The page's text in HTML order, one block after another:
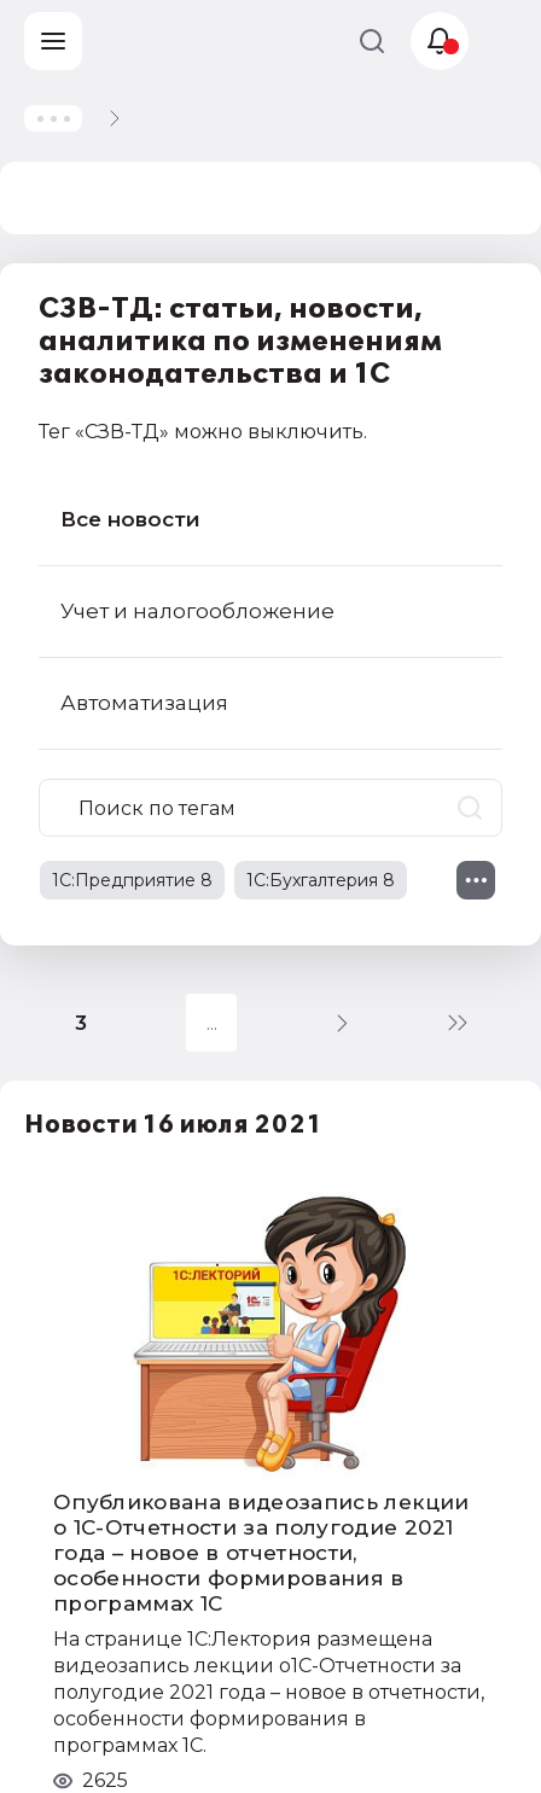
СЗВ-ТД: статьи, новости,
аналитика по изменениям
законодательства и 1С
Тег «СЗВ-ТД» можно выключить.
Все новости
Учет и налогообложение
Автоматизация
1С:Предприятие 8 1С:Бухгалтерия 8
1С:Бухгалтерия государственного
1С:Управление производственным
предприятием
3
Новости 16 июля 2021
Опубликована видеозапись лекции
о 1С-Отчетности за полугодие 2021
года – новое в отчетности,
особенности формирования в
программах 1С
На странице 1С:Лектория размещена
видеозапись лекции о1С-Отчетности за
полугодие 2021 года – новое в отчетности,
особенности формирования в
программах 1С.
2625
Учет и